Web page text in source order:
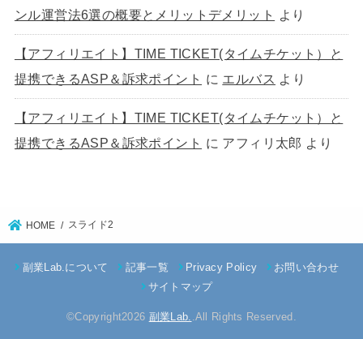
ンル運営法6選の概要とメリットデメリット
より
【アフィリエイト】TIME TICKET(タイムチケット）と
提携できるASP＆訴求ポイント に エルバス より
【アフィリエイト】TIME TICKET(タイムチケット）と
提携できるASP＆訴求ポイント に アフィリ太郎 より
HOME スライド2
副業Lab.について 記事一覧 Privacy Policy
お問い合わせ
サイトマップ
©Copyright2026 副業Lab. .All Rights Reserved.